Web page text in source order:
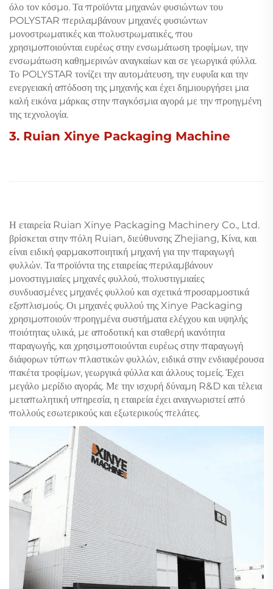
όλο τον κόσμο. Τα προϊόντα μηχανών φυσιώντων του
POLYSTAR περιλαμβάνουν μηχανές φυσιώντων
μονοστρωματικές και πολυστρωματικές, που
χρησιμοποιούνται ευρέως στην ενσωμάτωση τροφίμων, την
ενσωμάτωση καθημερινών αναγκαίων και σε γεωργικά φύλλα.
Το POLYSTAR τονίζει την αυτομάτευση, την ευφυΐα και την
ενεργειακή απόδοση της μηχανής και έχει δημιουργήσει μια
καλή εικόνα μάρκας στην παγκόσμια αγορά με την προηγμένη
της τεχνολογία.
3. Ruian Xinye Packaging Machine
Η εταιρεία Ruian Xinye Packaging Machinery Co., Ltd.
βρίσκεται στην πόλη Ruian, διεύθυνσης Zhejiang, Κίνα, και
είναι ειδική φαρμακοποιητική μηχανή για την παραγωγή
φυλλών. Τα προϊόντα της εταιρείας περιλαμβάνουν
μονοστιγμιαίες μηχανές φυλλού, πολυστιγμιαίες
συνδυασμένες μηχανές φυλλού και σχετικά προσαρμοστικά
εξοπλισμούς. Οι μηχανές φυλλού της Xinye Packaging
χρησιμοποιούν προηγμένα συστήματα ελέγχου και υψηλής
ποιότητας υλικά, με αποδοτική και σταθερή ικανότητα
παραγωγής, και χρησιμοποιούνται ευρέως στην παραγωγή
διάφορων τύπων πλαστικών φυλλών, ειδικά στην ενδιαφέρουσα
πακέτα τροφίμων, γεωργικά φύλλα και άλλους τομείς. Έχει
μεγάλο μερίδιο αγοράς. Με την ισχυρή δύναμη R&D και τέλεια
μεταπωλητική υπηρεσία, η εταιρεία έχει αναγνωριστεί από
πολλούς εσωτερικούς και εξωτερικούς πελάτες.